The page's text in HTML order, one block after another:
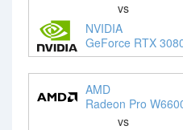
vs
NVIDIA
GeForce RTX
AMD
Radeon Pro
vs